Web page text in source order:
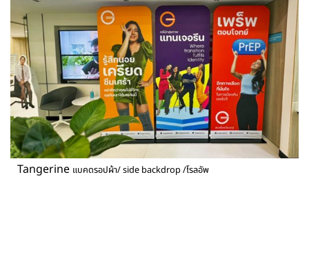
Tangerine แบคดรอปผ้า/ side backdrop /โรลอัพ